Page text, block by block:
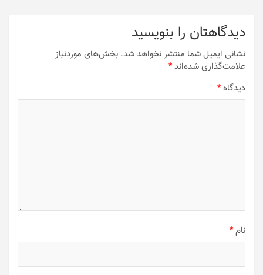
دیدگاهتان را بنویسید
نشانی ایمیل شما منتشر نخواهد شد. بخش‌های موردنیاز
علامت‌گذاری شده‌اند*
دیدگاه*
نام*